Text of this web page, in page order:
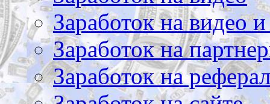
Заработок на видео
Заработок на
Заработок на